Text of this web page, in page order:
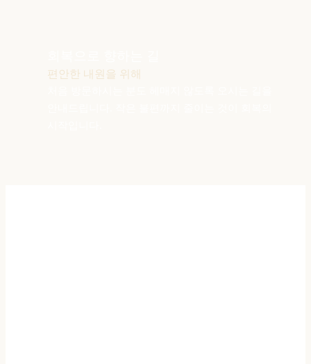
편안한 내원을 위해